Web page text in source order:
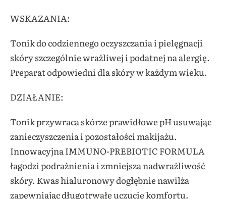
WSKAZANIA:
Tonik do codziennego oczyszczania i pielęgnacji
skóry szczególnie wrażliwej i podatnej na alergię.
Preparat odpowiedni dla skóry w każdym wieku.
DZIAŁANIE:
Tonik przywraca skórze prawidłowe pH usuwając
zanieczyszczenia i pozostałości makĳażu.
Innowacyjna IMMUNO-PREBIOTIC FORMULA
łagodzi podrażnienia i zmniejsza nadwrażliwość
skóry. Kwas hialuronowy dogłębnie nawilża
zapewniając długotrwałe uczucie komfortu.